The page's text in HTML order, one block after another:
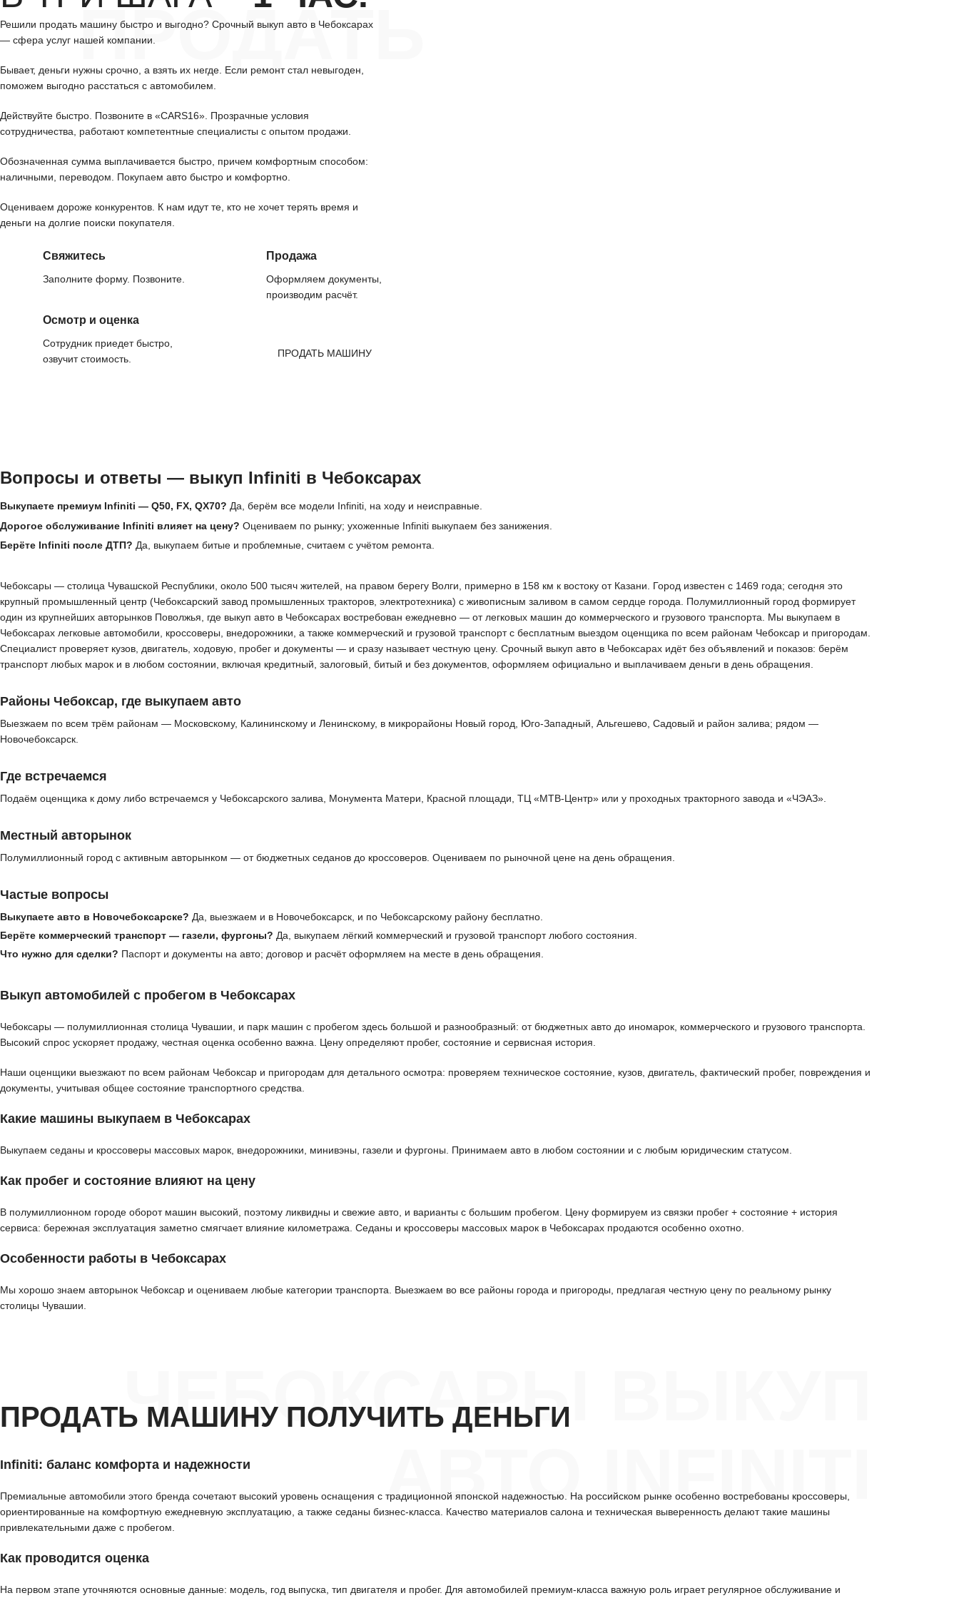
ПРОДАТЬ
Решили продать машину быстро и выгодно? Срочный выкуп авто в Чебоксарах
— сфера услуг нашей компании.
Бывает, деньги нужны срочно, а взять их негде. Если ремонт стал невыгоден,
поможем выгодно расстаться с автомобилем.
Действуйте быстро. Позвоните в «CARS16». Прозрачные условия
сотрудничества, работают компетентные специалисты с опытом продажи.
Обозначенная сумма выплачивается быстро, причем комфортным способом:
наличными, переводом. Покупаем авто быстро и комфортно.
Оцениваем дороже конкурентов. К нам идут те, кто не хочет терять время и
деньги на долгие поиски покупателя.
Свяжитесь
Заполните форму. Позвоните.
Осмотр и оценка
Сотрудник приедет быстро,
озвучит стоимость.
Продажа
Оформляем документы,
производим расчёт.
ПРОДАТЬ МАШИНУ
Вопросы и ответы — выкуп Infiniti в Чебоксарах
Выкупаете премиум Infiniti — Q50, FX, QX70? Да, берём все модели Infiniti, на ходу и неисправные.
Дорогое обслуживание Infiniti влияет на цену? Оцениваем по рынку; ухоженные Infiniti выкупаем без занижения.
Берёте Infiniti после ДТП? Да, выкупаем битые и проблемные, считаем с учётом ремонта.
Чебоксары — столица Чувашской Республики, около 500 тысяч жителей, на правом берегу Волги, примерно в 158 км к востоку от Казани. Город известен с 1469 года; сегодня это
крупный промышленный центр (Чебоксарский завод промышленных тракторов, электротехника) с живописным заливом в самом сердце города. Полумиллионный город формирует
один из крупнейших авторынков Поволжья, где выкуп авто в Чебоксарах востребован ежедневно — от легковых машин до коммерческого и грузового транспорта. Мы выкупаем в
Чебоксарах легковые автомобили, кроссоверы, внедорожники, а также коммерческий и грузовой транспорт с бесплатным выездом оценщика по всем районам Чебоксар и пригородам.
Специалист проверяет кузов, двигатель, ходовую, пробег и документы — и сразу называет честную цену. Срочный выкуп авто в Чебоксарах идёт без объявлений и показов: берём
транспорт любых марок и в любом состоянии, включая кредитный, залоговый, битый и без документов, оформляем официально и выплачиваем деньги в день обращения.
Районы Чебоксар, где выкупаем авто
Выезжаем по всем трём районам — Московскому, Калининскому и Ленинскому, в микрорайоны Новый город, Юго-Западный, Альгешево, Садовый и район залива; рядом —
Новочебоксарск.
Где встречаемся
Подаём оценщика к дому либо встречаемся у Чебоксарского залива, Монумента Матери, Красной площади, ТЦ «МТВ-Центр» или у проходных тракторного завода и «ЧЭАЗ».
Местный авторынок
Полумиллионный город с активным авторынком — от бюджетных седанов до кроссоверов. Оцениваем по рыночной цене на день обращения.
Частые вопросы
Выкупаете авто в Новочебоксарске? Да, выезжаем и в Новочебоксарск, и по Чебоксарскому району бесплатно.
Берёте коммерческий транспорт — газели, фургоны? Да, выкупаем лёгкий коммерческий и грузовой транспорт любого состояния.
Что нужно для сделки? Паспорт и документы на авто; договор и расчёт оформляем на месте в день обращения.
Выкуп автомобилей с пробегом в Чебоксарах
Чебоксары — полумиллионная столица Чувашии, и парк машин с пробегом здесь большой и разнообразный: от бюджетных авто до иномарок, коммерческого и грузового транспорта.
Высокий спрос ускоряет продажу, честная оценка особенно важна. Цену определяют пробег, состояние и сервисная история.
Наши оценщики выезжают по всем районам Чебоксар и пригородам для детального осмотра: проверяем техническое состояние, кузов, двигатель, фактический пробег, повреждения и
документы, учитывая общее состояние транспортного средства.
Какие машины выкупаем в Чебоксарах
Выкупаем седаны и кроссоверы массовых марок, внедорожники, минивэны, газели и фургоны. Принимаем авто в любом состоянии и с любым юридическим статусом.
Как пробег и состояние влияют на цену
В полумиллионном городе оборот машин высокий, поэтому ликвидны и свежие авто, и варианты с большим пробегом. Цену формируем из связки пробег + состояние + история
сервиса: бережная эксплуатация заметно смягчает влияние километража. Седаны и кроссоверы массовых марок в Чебоксарах продаются особенно охотно.
Особенности работы в Чебоксарах
Мы хорошо знаем авторынок Чебоксар и оцениваем любые категории транспорта. Выезжаем во все районы города и пригороды, предлагая честную цену по реальному рынку
столицы Чувашии.
ЧЕБОКСАРЫ ВЫКУП
АВТО INFINITI
ПРОДАТЬ МАШИНУ ПОЛУЧИТЬ ДЕНЬГИ
Infiniti: баланс комфорта и надежности
Премиальные автомобили этого бренда сочетают высокий уровень оснащения с традиционной японской надежностью. На российском рынке особенно востребованы кроссоверы,
ориентированные на комфортную ежедневную эксплуатацию, а также седаны бизнес-класса. Качество материалов салона и техническая выверенность делают такие машины
привлекательными даже с пробегом.
Как проводится оценка
На первом этапе уточняются основные данные: модель, год выпуска, тип двигателя и пробег. Для автомобилей премиум-класса важную роль играет регулярное обслуживание и